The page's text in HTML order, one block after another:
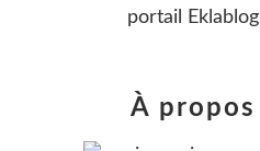
portail Eklablog
À propos